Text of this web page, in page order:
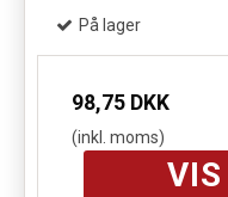
På lager
98,75 DKK
(inkl. moms)